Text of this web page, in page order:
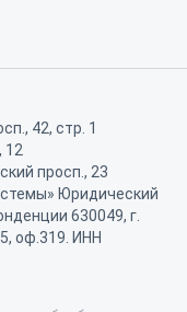
42, стр. 1
12
просп., 23
Юридический
630049, г.
оф.319. ИНН